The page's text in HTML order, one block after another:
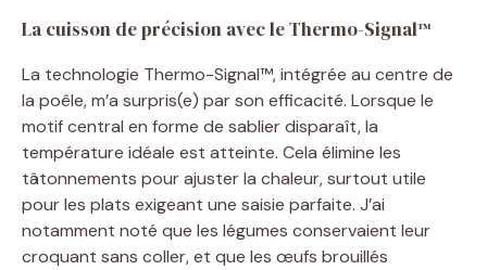
La cuisson de précision avec le Thermo-Signal™
La technologie Thermo-Signal™, intégrée au centre de
la poêle, m’a surpris(e) par son efficacité. Lorsque le
motif central en forme de sablier disparaît, la
température idéale est atteinte. Cela élimine les
tâtonnements pour ajuster la chaleur, surtout utile
pour les plats exigeant une saisie parfaite. J’ai
notamment noté que les légumes conservaient leur
croquant sans coller, et que les œufs brouillés